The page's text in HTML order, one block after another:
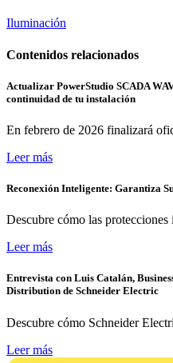
Iluminación
Contenidos relacionados
Actualizar PowerStudio SCADA
continuidad de tu instalación
En febrero de 2026 finalizará
Leer más
Reconexión Inteligente: Garantiza
Descubre cómo las
Leer más
Entrevista con Luis Catalán,
Distribution de Schneider Electric
Descubre cómo Schneider
Leer más